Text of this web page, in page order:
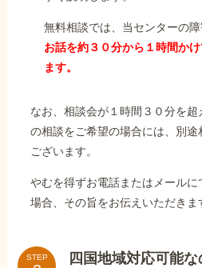
無料相談では、当センターの
お話を約３０分から１時間か
ます。
なお、相談会が１時間３０分を
の相談をご希望の場合には、別
ございます。
やむを得ずお電話またはメール
場合、その旨をお伝えいただきま
STEP
四国地域対応可能